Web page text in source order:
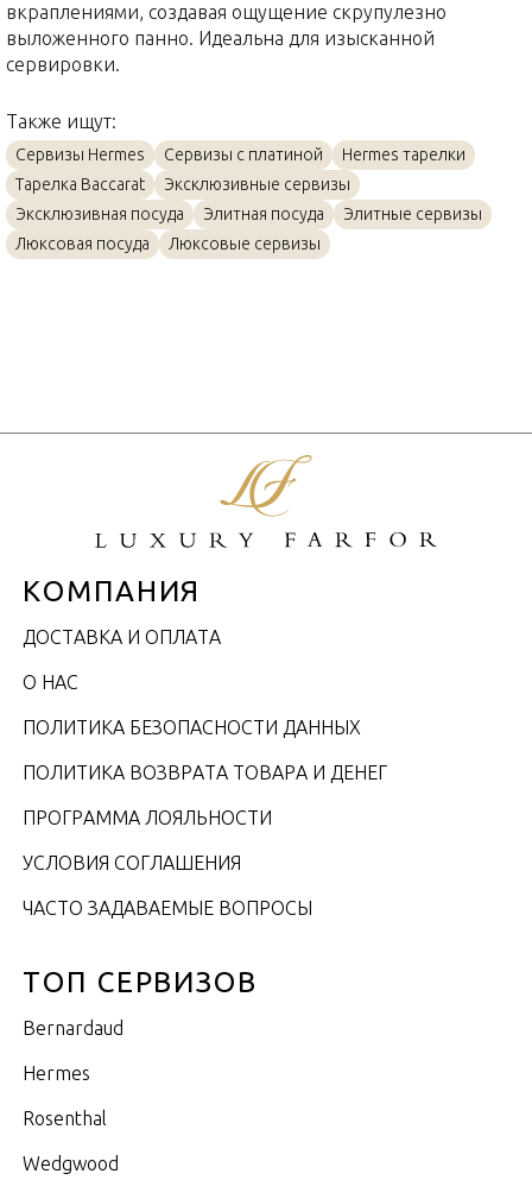
вкраплениями, создавая ощущение скрупулезно
выложенного панно. Идеальна для изысканной
сервировки.
Также ищут:
Сервизы Hermes Сервизы с платиной
Hermes тарелки
Тарелка Baccarat
Эксклюзивные сервизы
Эксклюзивная посуда
Элитная посуда
Элитные сервизы
Люксовая посуда
Люксовые сервизы
КОМПАНИЯ
ДОСТАВКА И ОПЛАТА
О НАС
ПОЛИТИКА БЕЗОПАСНОСТИ ДАННЫХ
ПОЛИТИКА ВОЗВРАТА ТОВАРА И ДЕНЕГ
ПРОГРАММА ЛОЯЛЬНОСТИ
УСЛОВИЯ СОГЛАШЕНИЯ
ЧАСТО ЗАДАВАЕМЫЕ ВОПРОСЫ
ТОП СЕРВИЗОВ
Bernardaud
Hermes
Rosenthal
Wedgwood